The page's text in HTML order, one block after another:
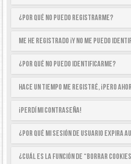
¿Por qué no puedo registrarme?
Me he registrado ¡y no me puedo
¿Por qué no puedo identificarme?
Hace un tiempo me registré, ¡pero
¡Perdí mi contraseña!
¿Por qué mi sesión de usuario expira
¿Cuál es la función de “Borrar